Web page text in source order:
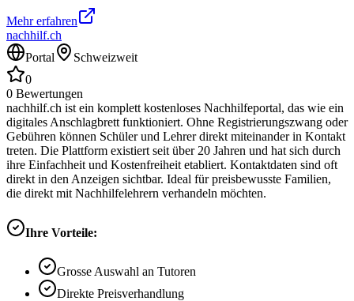
Mehr erfahren
nachhilf.ch
Portal
Schweizweit
0
0 Bewertungen
nachhilf.ch ist ein komplett kostenloses Nachhilfeportal, das wie ein
digitales Anschlagbrett funktioniert. Ohne Registrierungszwang oder
Gebühren können Schüler und Lehrer direkt miteinander in Kontakt
treten. Die Plattform existiert seit über 20 Jahren und hat sich durch
ihre Einfachheit und Kostenfreiheit etabliert. Kontaktdaten sind oft
direkt in den Anzeigen sichtbar. Ideal für preisbewusste Familien,
die direkt mit Nachhilfelehrern verhandeln möchten.
Ihre Vorteile:
Grosse Auswahl an Tutoren
Direkte Preisverhandlung